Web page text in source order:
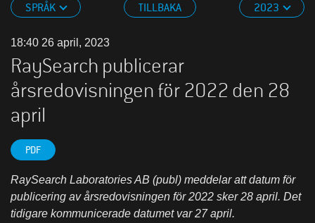
SPRÅK TILLBAKA 2023
18:40 26 april, 2023
RaySearch publicerar
årsredovisningen för 2022 den 28
april
PDF
RaySearch Laboratories AB (publ) meddelar att datum för
publicering av årsredovisningen för 2022 sker 28 april. Det
tidigare kommunicerade datumet var 27 april.